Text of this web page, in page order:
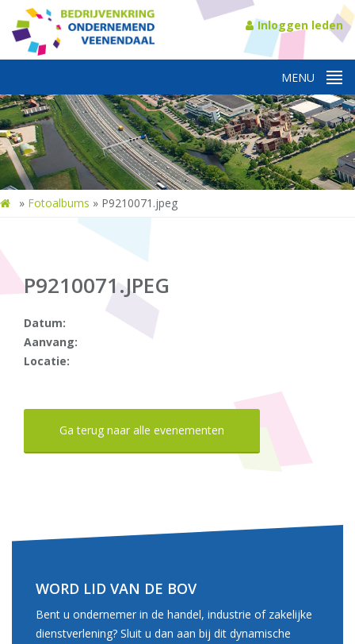
Inloggen leden
» Fotoalbums » P9210071.jpeg
P9210071.JPEG
Datum:
Aanvang:
Locatie:
Ga terug naar alle evenementen
WORD LID VAN DE BOV
Bent u ondernemer in de handel, industrie of zakelijke
dienstverlening? Sluit u dan aan bij dit dynamische